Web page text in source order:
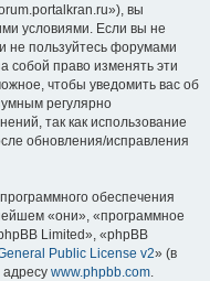
вы
условиями. Если вы не
не пользуйтесь форумами
собой право изменять эти
чтобы уведомить вас об
регулярно
так как использование
обновления/исправления
обеспечения
«они», «программное
Limited», «phpBB
Public License v2» (в
www.phpbb.com.